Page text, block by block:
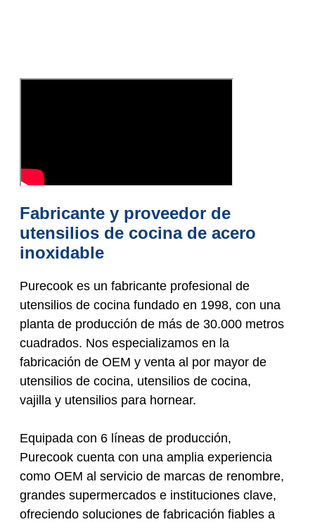
Fabricante y proveedor de
utensilios de cocina de acero
inoxidable
Purecook es un fabricante profesional de
utensilios de cocina fundado en 1998, con una
planta de producción de más de 30.000 metros
cuadrados. Nos especializamos en la
fabricación de OEM y venta al por mayor de
utensilios de cocina, utensilios de cocina,
vajilla y utensilios para hornear.
Equipada con 6 líneas de producción,
Purecook cuenta con una amplia experiencia
como OEM al servicio de marcas de renombre,
grandes supermercados e instituciones clave,
ofreciendo soluciones de fabricación fiables a